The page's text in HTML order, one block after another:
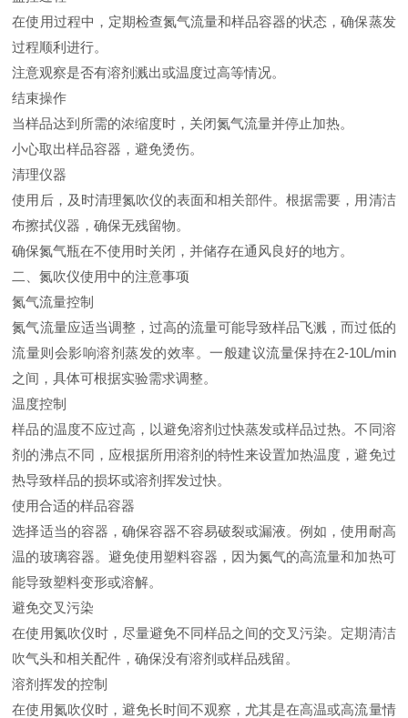
在使用过程中，定期检查氮气流量和样品容器的状态，确保蒸发
过程顺利进行。
注意观察是否有溶剂溅出或温度过高等情况。
结束操作
当样品达到所需的浓缩度时，关闭氮气流量并停止加热。
小心取出样品容器，避免烫伤。
清理仪器
使用后，及时清理氮吹仪的表面和相关部件。根据需要，用清洁
布擦拭仪器，确保无残留物。
确保氮气瓶在不使用时关闭，并储存在通风良好的地方。
二、氮吹仪使用中的注意事项
氮气流量控制
氮气流量应适当调整，过高的流量可能导致样品飞溅，而过低的
流量则会影响溶剂蒸发的效率。一般建议流量保持在2-10L/min
之间，具体可根据实验需求调整。
温度控制
样品的温度不应过高，以避免溶剂过快蒸发或样品过热。不同溶
剂的沸点不同，应根据所用溶剂的特性来设置加热温度，避免过
热导致样品的损坏或溶剂挥发过快。
使用合适的样品容器
选择适当的容器，确保容器不容易破裂或漏液。例如，使用耐高
温的玻璃容器。避免使用塑料容器，因为氮气的高流量和加热可
能导致塑料变形或溶解。
避免交叉污染
在使用氮吹仪时，尽量避免不同样品之间的交叉污染。定期清洁
吹气头和相关配件，确保没有溶剂或样品残留。
溶剂挥发的控制
在使用氮吹仪时，避免长时间不观察，尤其是在高温或高流量情